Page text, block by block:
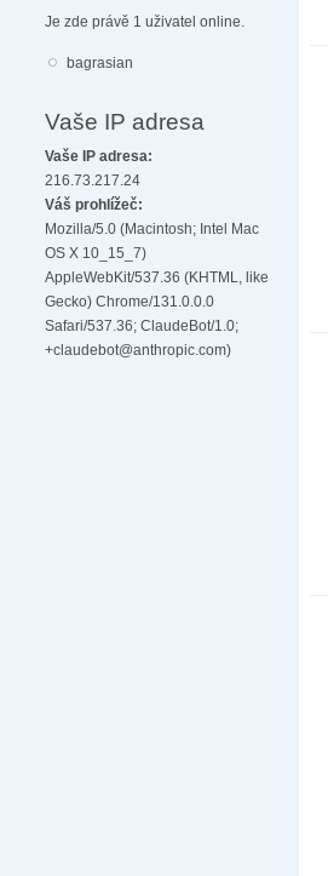
Je zde právě 1 uživatel online.
bagrasian
Vaše IP adresa
Vaše IP adresa:
216.73.217.24
Váš prohlížeč:
Mozilla/5.0 (Macintosh; Intel Mac
OS X 10_15_7)
AppleWebKit/537.36 (KHTML, like
Gecko) Chrome/131.0.0.0
Safari/537.36; ClaudeBot/1.0;
+claudebot@anthropic.com)